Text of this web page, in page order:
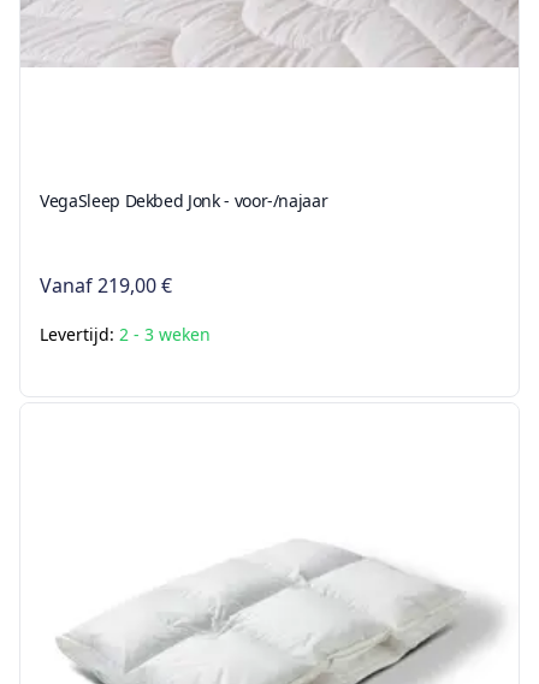
VegaSleep Dekbed Jonk - voor-/najaar
Vanaf219,00 €
Levertijd: 2 - 3 weken